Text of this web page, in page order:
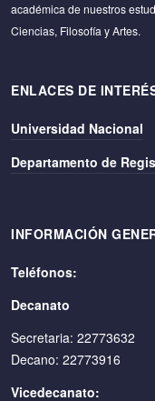
académica de nuestros
Ciencias, Filosofía y Artes.
ENLACES DE
Universidad Nacional
Departamento de
INFORMACIÓN
Teléfonos:
Decanato
Secretaria: 22773632
Decano: 22773916
Vicedecanato: